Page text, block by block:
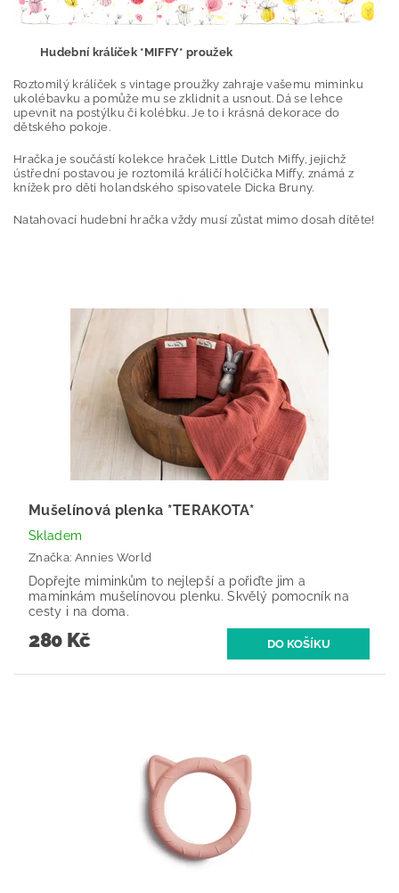
Hudební králíček *MIFFY* proužek
Roztomilý králíček s vintage proužky zahraje vašemu miminku
ukolébavku a pomůže mu se zklidnit a usnout. Dá se lehce
upevnit na postýlku či kolébku. Je to i krásná dekorace do
dětského pokoje.
Hračka je součástí kolekce hraček Little Dutch Miffy, jejichž
ústřední postavou je roztomilá králičí holčička Miffy, známá z
knížek pro děti holandského spisovatele Dicka Bruny.
Natahovací hudební hračka vždy musí zůstat mimo dosah dítěte!
Mušelínová plenka *TERAKOTA*
Skladem
Značka: Annies World
Dopřejte miminkům to nejlepší a pořiďte jim a
maminkám mušelínovou plenku. Skvělý pomocník na
cesty i na doma.
280 Kč